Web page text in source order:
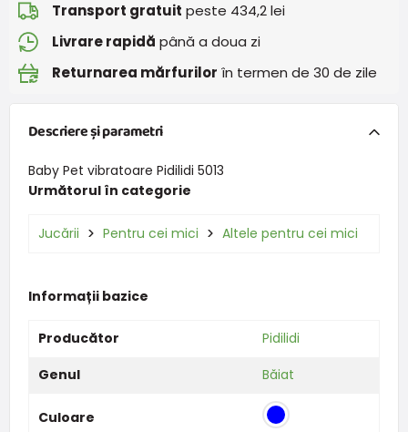
Transport gratuit peste 434,2 lei
Livrare rapidă până a doua zi
Returnarea mărfurilor în termen de 30 de zile
Descriere și parametri
Baby Pet vibratoare Pidilidi 5013
Următorul în categorie
Jucării Pentru cei mici Altele pentru cei mici
Informații bazice
Producător
Pidilidi
Genul
Băiat
Culoare